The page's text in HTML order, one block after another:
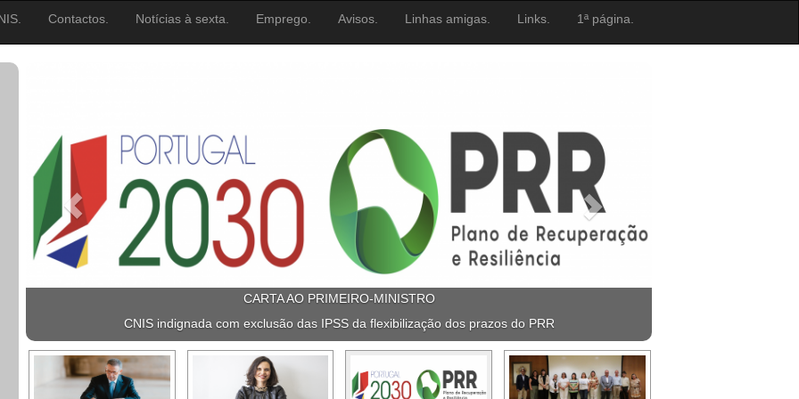
Contactos. Notícias à sexta. Emprego. Avisos. Linhas amigas. Links. 1ª página.
CARTA AO PRIMEIRO-MINISTRO
CNIS indignada com exclusão das IPSS da flexibilização dos prazos do PRR